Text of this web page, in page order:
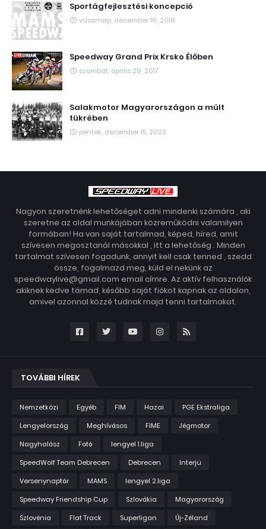
Sportágfejlesztési koncepció
vasárnap, december 16, 2018
Speedway Grand Prix Krsko Élőben
szombat, április 29, 2017
Salakmotor Magyarországon a múlt
tükrében
péntek, december 15, 2023
Nagyon szeretnénk lehetőséget adni mindenki számára , aki
szeretne az oldal munkájában közreműködni valamilyen
formában! Ha van saját tartalmad, képed, híred, amit
szívesen megosztanál másokkal , itt a lehetőség . Minden
tartalmat szívesen fogadunk, annyit kell csak tenned , szedd
össze, fogalmazd meg, küld el nekünk az
speedwaylive@gmail.com email címre. Az aktív felhasználók
akiknek kedve támad, később saját fiókot kapnak az oldalon,
amivel azonnal közzé tudnak majd tenni tartalmakat.
TOVÁBBI HÍREK
Nemzetközi Egyéb FIM Hazai
PGE Ekstraliga
Lengyelország
Meghívásos FIME
Jégmotor
Nagyhalász
Fotó
lengyel 1.liga
SpeedWolf Team Debrecen
Debrecen
Interjú
Versenynaptár
MAMS
lengyel 2.liga
Speedway Friendship Cup
Szlovákia
Magyarország
Szlovénia
Flat Track Superligan
Új-Zéland